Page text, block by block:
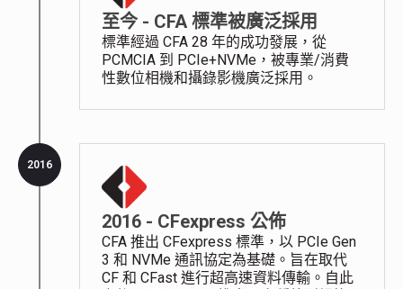
至今 - CFA 標準被廣泛採用
標準經過 CFA 28 年的成功發展，從
PCMCIA 到 PCIe+NVMe，被專業/消費
性數位相機和攝錄影機廣泛採用。
2016
2016 - CFexpress 公佈
CFA 推出 CFexpress 標準，以 PCIe Gen
3 和 NVMe 通訊協定為基礎。旨在取代
CF 和 CFast 進行超高速資料傳輸。自此